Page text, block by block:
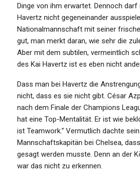
Dinge von ihm erwartet. Dennoch darf
Havertz nicht gegeneinander
Nationalmannschaft mit seiner
gut, man merkt daran, wie sehr die
Aber mit dem subtilen, vermeintlich
des Kai Havertz ist es eben nicht
Dass man bei Havertz die
nicht, dass es sie nicht gibt. César
nach dem Finale der Champions
hat eine Top-Mentalität. Er ist wie
ist Teamwork.“ Vermutlich dachte sein
Mannschaftskapitän bei Chelsea,
gesagt werden musste. Denn an der
war das nicht zu erkennen.